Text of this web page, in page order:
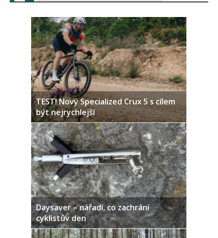
TEST! Nový Specialized Crux 5 s cílem
být nejrychlejší
Daysaver – nářadí, co zachrání
cyklistův den